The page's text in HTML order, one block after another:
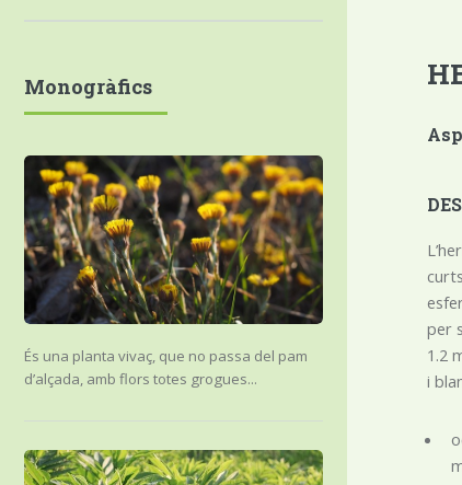
per
1.2
i
Monogràfics
És una planta vivaç, que no passa del pam
d’alçada, amb flors totes grogues...